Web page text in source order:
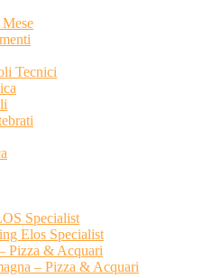
Tecnici
Specialist
Elos Specialist
Pizza & Acquari
– Pizza & Acquari